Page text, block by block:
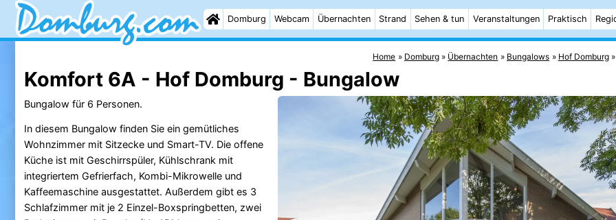
Domburg Webcam Übernachten Strand Sehen & tun Veranstaltungen Praktisch
Home Domburg Übernachten Bungalows Hof Domburg
Komfort 6A - Hof Domburg - Bungalow
Bungalow für 6 Personen.
In diesem Bungalow finden Sie ein gemütliches
Wohnzimmer mit Sitzecke und Smart-TV. Die offene
Küche ist mit Geschirrspüler, Kühlschrank mit
integriertem Gefrierfach, Kombi-Mikrowelle und
Kaffeemaschine ausgestattet. Außerdem gibt es 3
Schlafzimmer mit je 2 Einzel-Boxspringbetten, zwei